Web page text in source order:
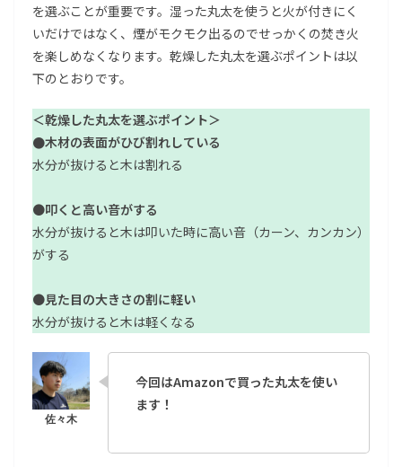
を選ぶことが重要です。湿った丸太を使うと火が付きにく
いだけではなく、煙がモクモク出るのでせっかくの焚き火
を楽しめなくなります。乾燥した丸太を選ぶポイントは以
下のとおりです。
＜乾燥した丸太を選ぶポイント＞
●木材の表面がひび割れしている
水分が抜けると木は割れる
●叩くと高い音がする
水分が抜けると木は叩いた時に高い音（カーン、カンカン）
がする
●見た目の大きさの割に軽い
水分が抜けると木は軽くなる
今回はAmazonで買った丸太を使い
ます！